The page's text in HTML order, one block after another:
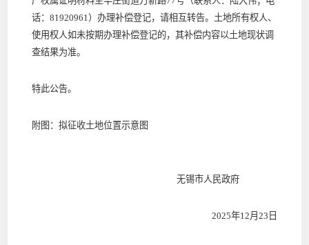
话：81920961）办理补偿登记，请相互转告。土地所有权人、
使用权人如未按期办理补偿登记的，其补偿内容以土地现状调
查结果为准。
特此公告。
附图：拟征收土地位置示意图
无锡市人民政府
2025年12月23日